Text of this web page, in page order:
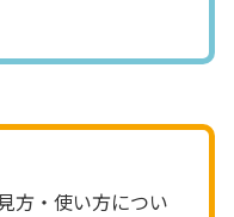
方・使い方につい